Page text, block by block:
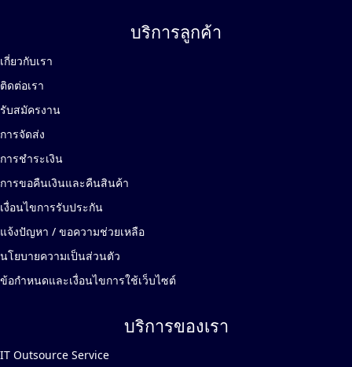
บริการลูกค้า
เกี่ยวกับเรา
ติดต่อเรา
รับสมัครงาน
การจัดส่ง
การชำระเงิน
การขอคืนเงินและคืนสินค้า
เงื่อนไขการรับประกัน
แจ้งปัญหา / ขอความช่วยเหลือ
นโยบายความเป็นส่วนตัว
ข้อกำหนดและเงื่อนไขการใช้เว็บไซต์
บริการของเรา
IT Outsource Service